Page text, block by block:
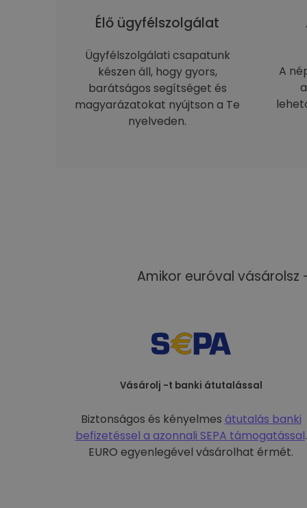
Élő ügyfélszolgálat
Ügyfélszolgálati csapatunk
készen áll, hogy gyors,
barátságos segítséget és
magyarázatokat nyújtson a Te
nyelveden.
A
Amikor euróval
Vásárolj -t banki átutalással
Biztonságos és kényelmes átutalás banki
befizetéssel a azonnali SEPA támogatással.
EURO egyenlegével vásárolhat érmét.